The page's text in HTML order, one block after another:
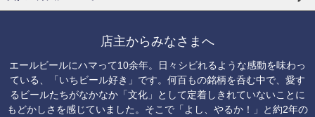
店主からみなさまへ
エールビールにハマって10余年。日々シビれるような感動を味わっ
ている、「いちビール好き」です。何百もの銘柄を呑む中で、愛す
るビールたちがなかなか「文化」として定着しきれていないことに
もどかしさを感じていました。そこで「よし、やるか！」と約2年の